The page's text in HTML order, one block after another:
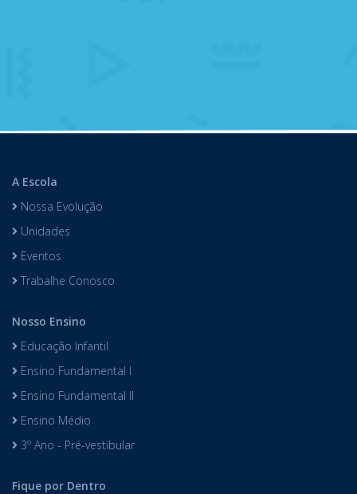
A Escola
Nossa Evolução
Unidades
Eventos
Trabalhe Conosco
Nosso Ensino
Educação Infantil
Ensino Fundamental I
Ensino Fundamental II
Ensino Médio
3º Ano - Pré-vestibular
Fique por Dentro